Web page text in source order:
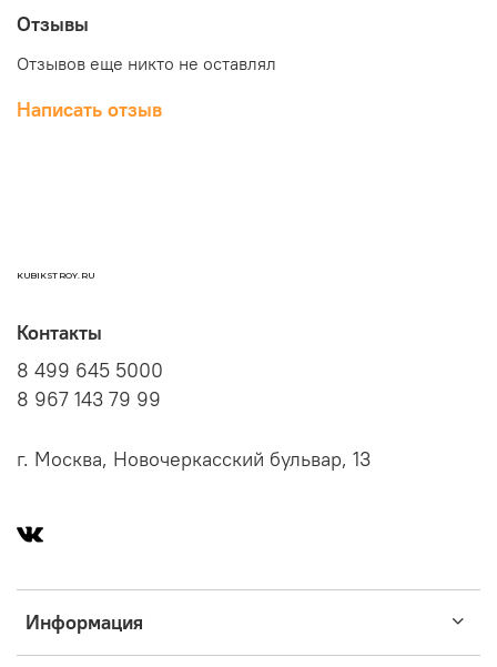
надежности и легкой установки данные комплектующие
выделяются среди других моделей. Купить ножки для
акриловой ванны 1Marka Modern 130*70 по отличной
цене можно в нашем интернет-магазине "КубикСтрой".
Отзывы
Отзывов еще никто не оставлял
Написать отзыв
KUBIKSTROY.RU
Информация
Контакты
8 499 645 5000
8 967 143 79 99
г. Москва, Новочеркасский бульвар, 13